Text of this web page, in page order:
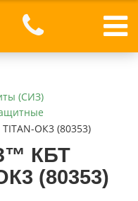
(СИЗ)
ОК3 (80353)
КБТ
(80353)